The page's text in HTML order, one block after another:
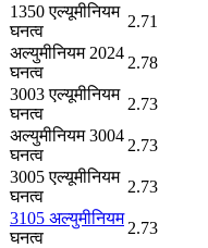
1350 एल्यूमीनियम
घनत्व
2.71
अल्युमीनियम 2024
घनत्व
2.78
3003 एल्यूमीनियम
घनत्व
2.73
अल्युमीनियम 3004
घनत्व
2.73
3005 एल्यूमीनियम
घनत्व
2.73
3105 अल्युमीनियम
घनत्व
2.73